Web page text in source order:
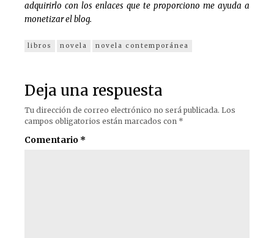
adquirirlo con los enlaces que te proporciono me ayuda a
monetizar el blog.
libros novela novela contemporánea
Deja una respuesta
Tu dirección de correo electrónico no será publicada. Los
campos obligatorios están marcados con *
Comentario *